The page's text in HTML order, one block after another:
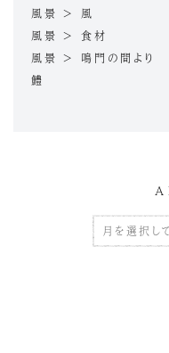
風景 > 風
風景 > 食材
風景 > 鳴門の間より
鱧